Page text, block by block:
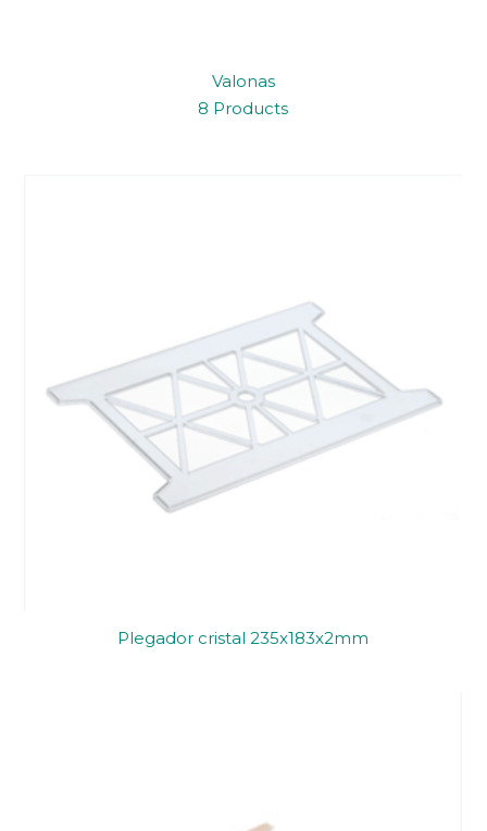
Valonas
8 Products
Plegador cristal 235x183x2mm